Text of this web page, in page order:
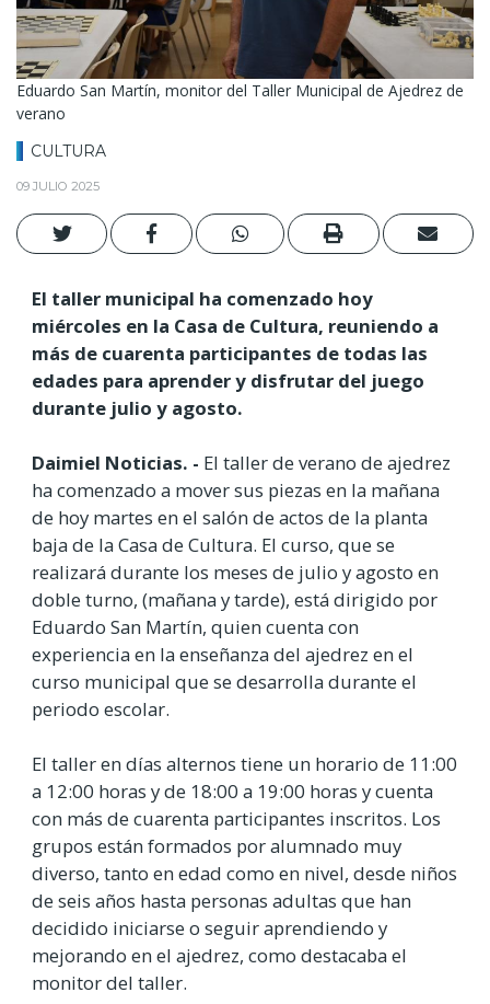
Eduardo San Martín, monitor del Taller Municipal de Ajedrez de
verano
CULTURA
09 JULIO 2025
El taller municipal ha comenzado hoy
miércoles en la Casa de Cultura, reuniendo a
más de cuarenta participantes de todas las
edades para aprender y disfrutar del juego
durante julio y agosto.
Daimiel Noticias. - El taller de verano de ajedrez
ha comenzado a mover sus piezas en la mañana
de hoy martes en el salón de actos de la planta
baja de la Casa de Cultura. El curso, que se
realizará durante los meses de julio y agosto en
doble turno, (mañana y tarde), está dirigido por
Eduardo San Martín, quien cuenta con
experiencia en la enseñanza del ajedrez en el
curso municipal que se desarrolla durante el
periodo escolar.
El taller en días alternos tiene un horario de 11:00
a 12:00 horas y de 18:00 a 19:00 horas y cuenta
con más de cuarenta participantes inscritos. Los
grupos están formados por alumnado muy
diverso, tanto en edad como en nivel, desde niños
de seis años hasta personas adultas que han
decidido iniciarse o seguir aprendiendo y
mejorando en el ajedrez, como destacaba el
monitor del taller.